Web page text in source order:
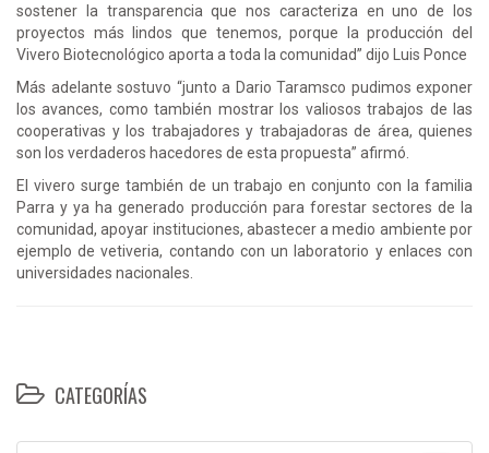
sostener la transparencia que nos caracteriza en uno de los
proyectos más lindos que tenemos, porque la producción del
Vivero Biotecnológico aporta a toda la comunidad” dijo Luis Ponce
Más adelante sostuvo “junto a Dario Taramsco pudimos exponer
los avances, como también mostrar los valiosos trabajos de las
cooperativas y los trabajadores y trabajadoras de área, quienes
son los verdaderos hacedores de esta propuesta” afirmó.
El vivero surge también de un trabajo en conjunto con la familia
Parra y ya ha generado producción para forestar sectores de la
comunidad, apoyar instituciones, abastecer a medio ambiente por
ejemplo de vetiveria, contando con un laboratorio y enlaces con
universidades nacionales.
CATEGORÍAS